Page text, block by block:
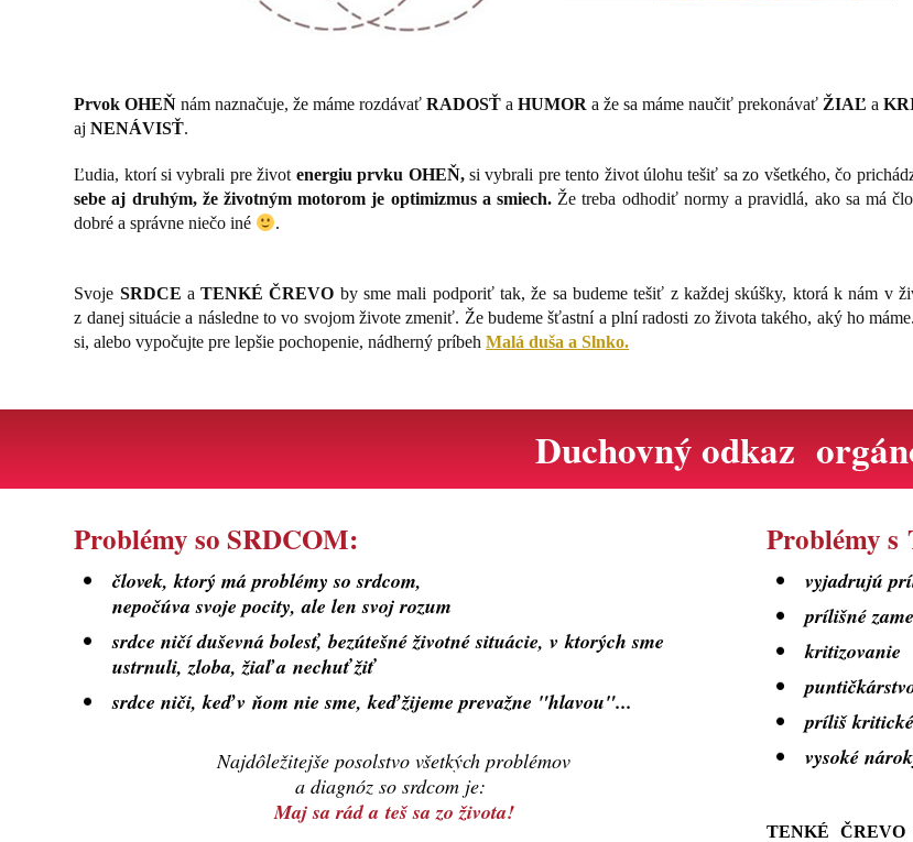
Prvok OHEŇ nám naznačuje, že máme rozdávaťRADOSŤ aHUMOR a že sa máme naučiť prekonávať ŽIAĽ a
ajNENÁVISŤ.
Ľudia, ktorí si vybrali pre život energiu prvku OHEŇ,si vybrali pre tento život úlohu tešiť sa zo všetkého, čo
sebe aj druhým, že životným motorom je optimizmus a smiech. Že treba odhodiť normy a pravidlá, ako sa má
dobré a správne niečo iné
.
Svoje SRDCE aTENKÉ ČREVO by sme mali podporiť tak, že sa budeme tešiť z každej skúšky, ktorá k nám v
z danej situácie a následne to vo svojom živote zmeniť. Že budeme šťastní a plní radosti zo života takého, aký ho
si, alebo vypočujte pre lepšie pochopenie, nádherný príbehMalá duša a Slnko.
Duchovný odkaz
Problémy so SRDCOM:
človek, ktorý má problémy so srdcom,
nepočúva svoje pocity, ale len svoj rozum
srdce ničí duševná bolesť, bezútešné životné situácie, v ktorých sme
ustrnuli, zloba, žiaľ a nechuť žiť
srdce niči, keď v ňom nie sme, keď žijeme prevažne "hlavou"...
Najdôležitejše posolstvo všetkých problémov
a diagnóz so srdcom je:
Maj sa rád a teš sa zo života!
Problémy
vyjadrujú
prílišné
kritizovanie
príliš
vysoké
TENKÉ ČREVO